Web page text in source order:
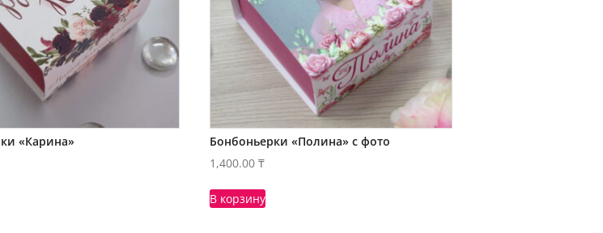
«Карина»
Бонбоньерки «Полина» с фото
1,400.00₸
В корзину